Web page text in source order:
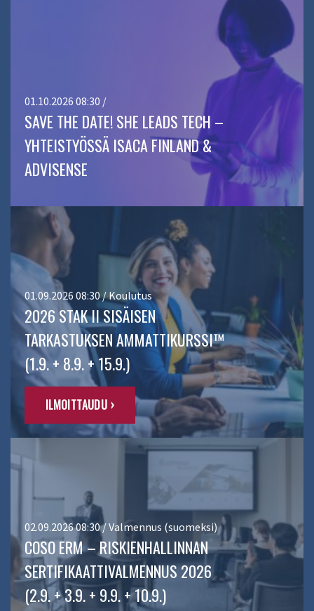
01.10.2026 08:30 /
SAVE THE DATE! SHE LEADS TECH –
YHTEISTYÖSSÄ ISACA FINLAND &
ADVISENSE
01.09.2026 08:30 / Koulutus
2026 STAK II SISÄISEN
TARKASTUKSEN AMMATTIKURSSI™
(1.9. + 8.9. + 15.9.)
ILMOITTAUDU ›
02.09.2026 08:30 / Valmennus (suomeksi)
COSO ERM – RISKIENHALLINNAN
SERTIFIKAATTIVALMENNUS 2026
(2.9. + 3.9. + 9.9. + 10.9.)